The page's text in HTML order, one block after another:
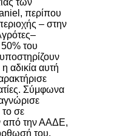
περίπου
– στην
του
αδικία αυτή
Σύμφωνα
σε
από την ΑΑΔΕ,
του.